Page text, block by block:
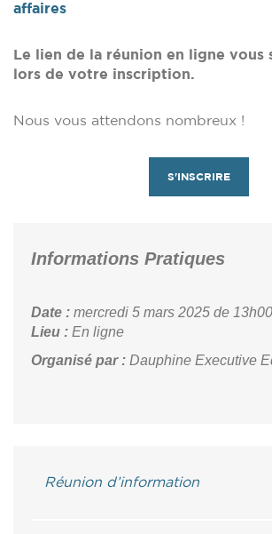
affaires
Le lien de la réunion en ligne vous
lors de votre inscription.
Nous vous attendons nombreux !
S'INSCRIRE
Informations Pratiques
Date : mercredi 5 mars 2025 de
Lieu : En ligne
Organisé par : Dauphine Executive
Réunion d’information